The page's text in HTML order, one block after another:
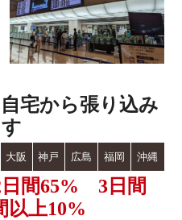
宅から張り込み
大阪 神戸 広島 福岡 沖縄
間65% 3日間
以上10%